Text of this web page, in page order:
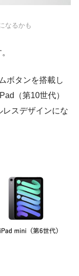
なるかも
ボタンを搭載し
（第10世代）
スデザインにな